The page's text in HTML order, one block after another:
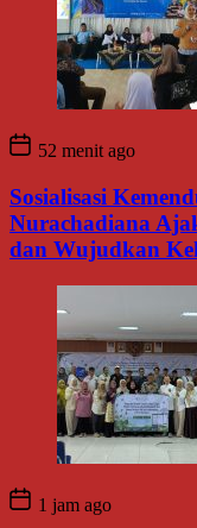
52 menit ago
Sosialisasi
Nurachadiana
dan Wujudkan
1 jam ago